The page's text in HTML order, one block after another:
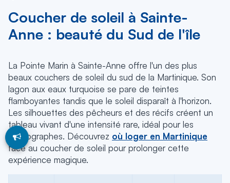
Coucher de soleil à Sainte-
Anne : beauté du Sud de l'île
La Pointe Marin à Sainte-Anne offre l'un des plus
beaux couchers de soleil du sud de la Martinique. Son
lagon aux eaux turquoise se pare de teintes
flamboyantes tandis que le soleil disparaît à l'horizon.
Les silhouettes des pêcheurs et des récifs créent un
tableau vivant d'une intensité rare, idéal pour les
photographes. Découvrez où loger en Martinique
face au coucher de soleil pour prolonger cette
expérience magique.